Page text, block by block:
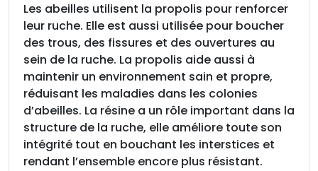
Les abeilles utilisent la propolis pour renforcer
leur ruche. Elle est aussi utilisée pour boucher
des trous, des fissures et des ouvertures au
sein de la ruche. La propolis aide aussi à
maintenir un environnement sain et propre,
réduisant les maladies dans les colonies
d’abeilles. La résine a un rôle important dans la
structure de la ruche, elle améliore toute son
intégrité tout en bouchant les interstices et
rendant l’ensemble encore plus résistant.